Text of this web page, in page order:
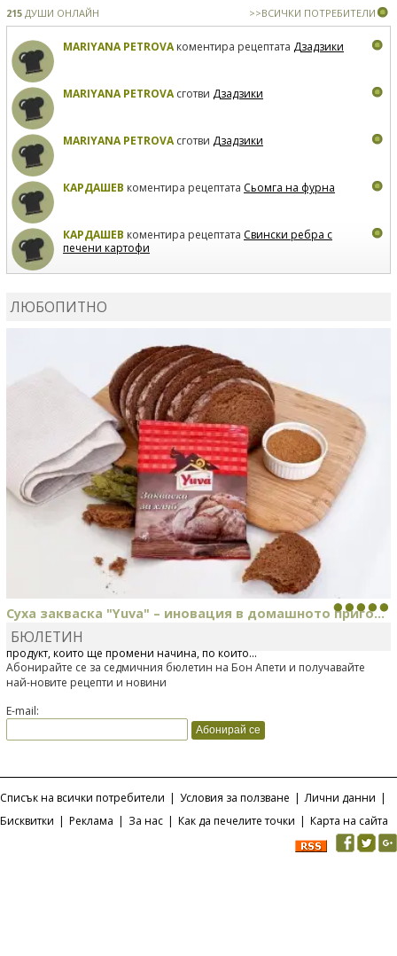
215 ДУШИ ОНЛАЙН >>ВСИЧКИ ПОТРЕБИТЕЛИ
MARIYANA PETROVAкоментира рецептата Дзадзики
MARIYANA PETROVAсготви Дзадзики
MARIYANA PETROVAсготви Дзадзики
КАРДАШЕВ коментира рецептата Сьомга на фурна
КАРДАШЕВ коментира рецептата Свински ребра с
печени картофи
ЛЮБОПИТНО
Суха закваска "Yuva" – иновация в домашното приго...
Отскоро Лесафр България стартира предлагането на изцяло нов
продукт, който ще промени начина, по който...
БЮЛЕТИН
Абонирайте се за седмичния бюлетин на Бон Апети и получавайте
най-новите рецепти и новини
E-mail:
Списък на всички потребители | Условия за ползване | Лични данни |
Бисквитки | Реклама | За нас | Как да печелите точки | Карта на сайта